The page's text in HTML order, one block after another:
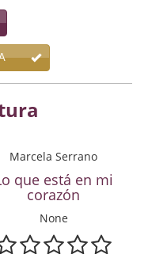
Marcela Serrano
que está en mi
corazón
None